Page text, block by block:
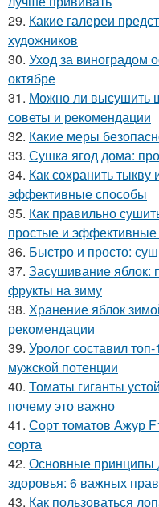
29. Какие галереи
художников
30. Уход за виноградом
октябре
31. Можно ли высушить
советы и рекомендации
32. Какие меры
33. Сушка ягод дома:
34. Как сохранить
эффективные способы
35. Как правильно
простые и
36. Быстро и просто:
37. Засушивание яблок:
фрукты на зиму
38. Хранение яблок
рекомендации
39. Уролог составил
мужской потенции
40. Томаты гиганты
почему это важно
41. Сорт томатов Ажур
сорта
42. Основные принципы
здоровья: 6 важных
43. Как пользоваться